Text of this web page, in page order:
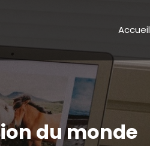
Accueil
du monde